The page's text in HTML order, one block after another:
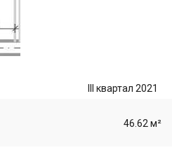
III квартал 2021
46.62 м²